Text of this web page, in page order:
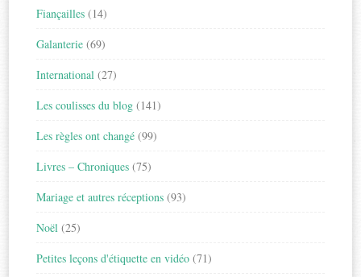
Fiançailles (14)
Galanterie (69)
International (27)
Les coulisses du blog (141)
Les règles ont changé (99)
Livres – Chroniques (75)
Mariage et autres réceptions (93)
Noël (25)
Petites leçons d'étiquette en vidéo (71)